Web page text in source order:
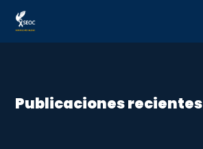
Publicaciones recientes
SEOC